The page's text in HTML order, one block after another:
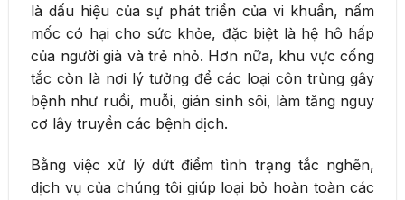
là dấu hiệu của sự phát triển của vi khuẩn, nấm
mốc có hại cho sức khỏe, đặc biệt là hệ hô hấp
của người già và trẻ nhỏ. Hơn nữa, khu vực cống
tắc còn là nơi lý tưởng để các loại côn trùng gây
bệnh như ruồi, muỗi, gián sinh sôi, làm tăng nguy
cơ lây truyền các bệnh dịch.
Bằng việc xử lý dứt điểm tình trạng tắc nghẽn,
dịch vụ của chúng tôi giúp loại bỏ hoàn toàn các